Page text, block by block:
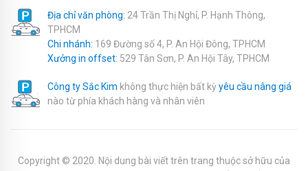
Địa chỉ văn phòng: 24 Trần Thị Nghỉ, P. Hạnh Thông,
TPHCM
Chi nhánh: 169 Đường số 4, P. An Hội Đông, TPHCM
Xưởng in offset: 529 Tân Sơn, P. An Hội Tây, TPHCM
Công ty Sắc Kim không thực hiện bất kỳyêu cầu nâng giá
nào từ phía khách hàng và nhân viên
Copyright © 2020. Nội dung bài viết trên trang thuộc sở hữu của